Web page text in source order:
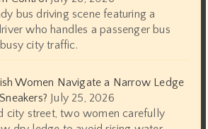
bus driving scene featuring a
who handles a passenger bus
city traffic.
Women Navigate a Narrow Ledge
July 25, 2026
city street, two women carefully